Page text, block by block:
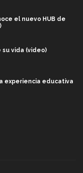
el nuevo HUB de
su vida (video)
experiencia educativa